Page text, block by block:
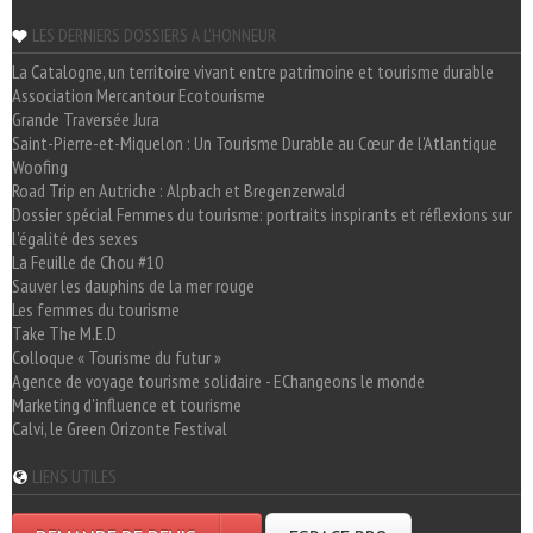
LES DERNIERS DOSSIERS A L'HONNEUR
La Catalogne, un territoire vivant entre patrimoine et tourisme durable
Association Mercantour Ecotourisme
Grande Traversée Jura
Saint-Pierre-et-Miquelon : Un Tourisme Durable au Cœur de l'Atlantique
Woofing
Road Trip en Autriche : Alpbach et Bregenzerwald
Dossier spécial Femmes du tourisme: portraits inspirants et réflexions sur
l'égalité des sexes
La Feuille de Chou #10
Sauver les dauphins de la mer rouge
Les femmes du tourisme
Take The M.E.D
Colloque « Tourisme du futur »
Agence de voyage tourisme solidaire - EChangeons le monde
Marketing d'influence et tourisme
Calvi, le Green Orizonte Festival
LIENS UTILES